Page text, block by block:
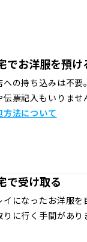
でお洋服を預け
への持ち込みは不
伝票記入もいりませ
方法について
で受け取る
イになったお洋服
りに行く手間があり